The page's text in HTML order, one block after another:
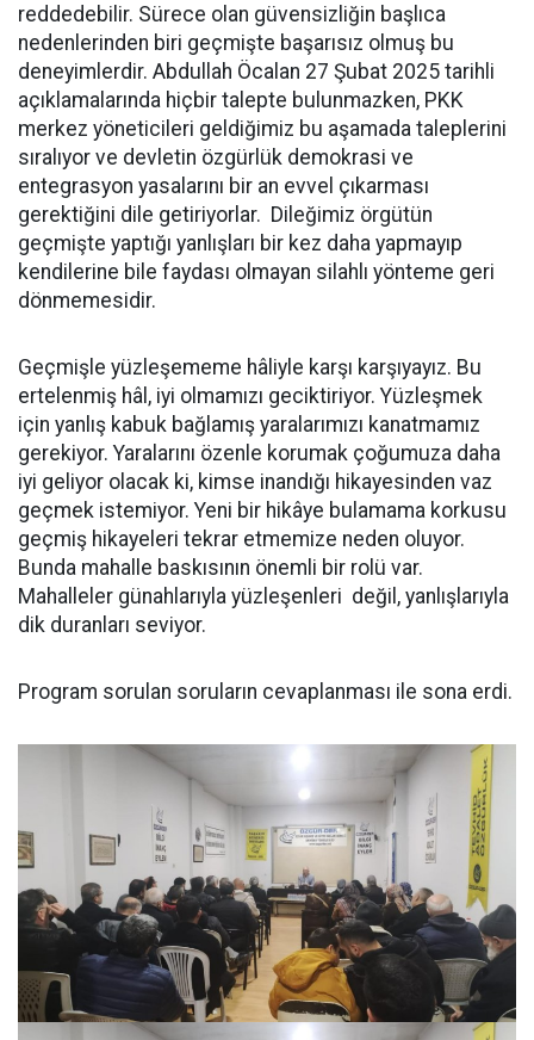
reddedebilir. Sürece olan güvensizliğin başlıca
nedenlerinden biri geçmişte başarısız olmuş bu
deneyimlerdir. Abdullah Öcalan 27 Şubat 2025 tarihli
açıklamalarında hiçbir talepte bulunmazken, PKK
merkez yöneticileri geldiğimiz bu aşamada taleplerini
sıralıyor ve devletin özgürlük demokrasi ve
entegrasyon yasalarını bir an evvel çıkarması
gerektiğini dile getiriyorlar. Dileğimiz örgütün
geçmişte yaptığı yanlışları bir kez daha yapmayıp
kendilerine bile faydası olmayan silahlı yönteme geri
dönmemesidir.
Geçmişle yüzleşememe hâliyle karşı karşıyayız. Bu
ertelenmiş hâl, iyi olmamızı geciktiriyor. Yüzleşmek
için yanlış kabuk bağlamış yaralarımızı kanatmamız
gerekiyor. Yaralarını özenle korumak çoğumuza daha
iyi geliyor olacak ki, kimse inandığı hikayesinden vaz
geçmek istemiyor. Yeni bir hikâye bulamama korkusu
geçmiş hikayeleri tekrar etmemize neden oluyor.
Bunda mahalle baskısının önemli bir rolü var.
Mahalleler günahlarıyla yüzleşenleri değil, yanlışlarıyla
dik duranları seviyor.
Program sorulan soruların cevaplanması ile sona erdi.